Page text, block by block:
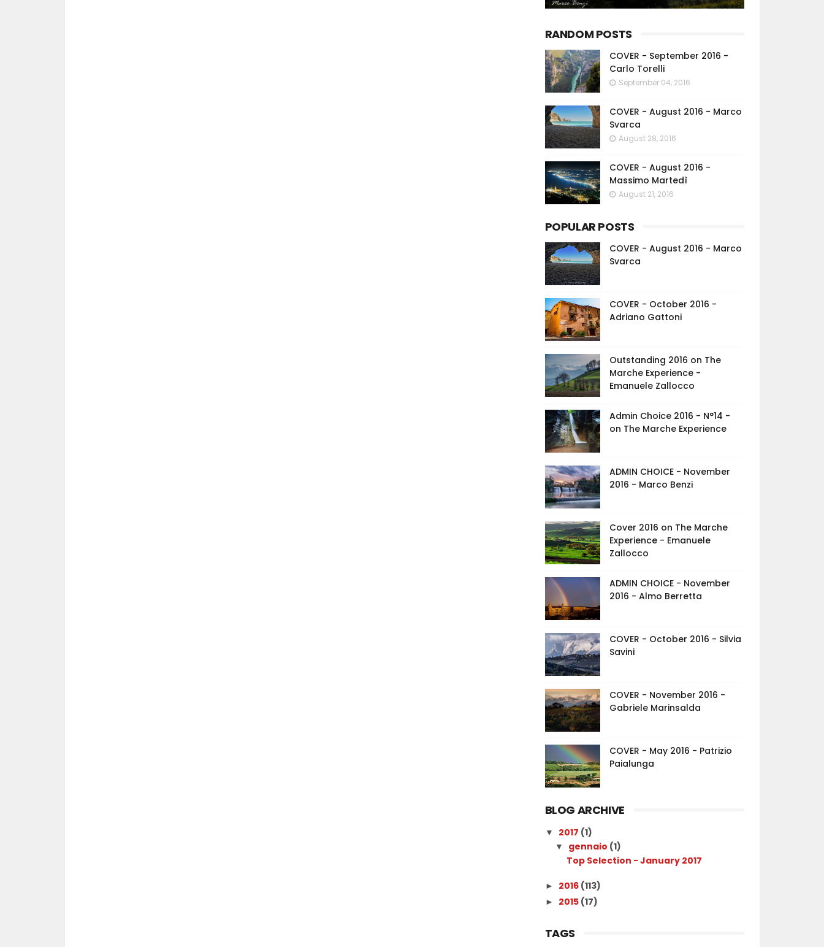
RANDOM POSTS
COVER - September 2016 -
Carlo Torelli
September 04, 2016
COVER - August 2016 - Marco
Svarca
August 28, 2016
COVER - August 2016 -
Massimo Martedì
August 21, 2016
POPULAR POSTS
COVER - August 2016 - Marco
Svarca
COVER - October 2016 -
Adriano Gattoni
Outstanding 2016 on The
Marche Experience -
Emanuele Zallocco
Admin Choice 2016 - N°14 -
on The Marche Experience
ADMIN CHOICE - November
2016 - Marco Benzi
Cover 2016 on The Marche
Experience - Emanuele
Zallocco
ADMIN CHOICE - November
2016 - Almo Berretta
COVER - October 2016 - Silvia
Savini
COVER - November 2016 -
Gabriele Marinsalda
COVER - May 2016 - Patrizio
Paialunga
BLOG ARCHIVE
▼ 2017 (1)
▼ gennaio (1)
Top Selection - January 2017
► 2016 (113)
► 2015 (17)
TAGS